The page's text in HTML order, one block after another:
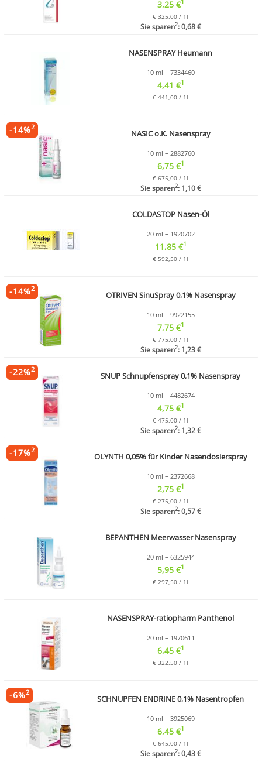
3,25 €1
€ 325,00 / 1l
Sie sparen2: 0,68 €
NASENSPRAY Heumann
10 ml – 7334460
4,41 €1
€ 441,00 / 1l
NASIC o.K. Nasenspray
10 ml – 2882760
6,75 €1
€ 675,00 / 1l
Sie sparen2: 1,10 €
-14%2
COLDASTOP Nasen-Öl
20 ml – 1920702
11,85 €1
€ 592,50 / 1l
OTRIVEN SinuSpray 0,1% Nasenspray
10 ml – 9922155
7,75 €1
€ 775,00 / 1l
Sie sparen2: 1,23 €
-14%2
SNUP Schnupfenspray 0,1% Nasenspray
10 ml – 4482674
4,75 €1
€ 475,00 / 1l
Sie sparen2: 1,32 €
-22%2
OLYNTH 0,05% für Kinder Nasendosierspray
10 ml – 2372668
2,75 €1
€ 275,00 / 1l
Sie sparen2: 0,57 €
-17%2
BEPANTHEN Meerwasser Nasenspray
20 ml – 6325944
5,95 €1
€ 297,50 / 1l
NASENSPRAY-ratiopharm Panthenol
20 ml – 1970611
6,45 €1
€ 322,50 / 1l
SCHNUPFEN ENDRINE 0,1% Nasentropfen
10 ml – 3925069
6,45 €1
€ 645,00 / 1l
Sie sparen2: 0,43 €
-6%2